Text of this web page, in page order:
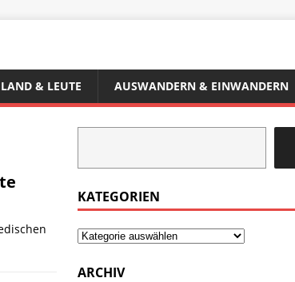
LAND & LEUTE AUSWANDERN & EINWANDERN
KATEGORIEN
ARCHIV